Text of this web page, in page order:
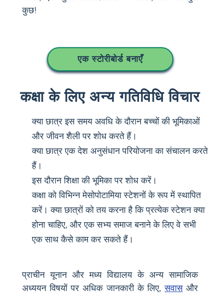
कुछ!
एक स्टोरीबोर्ड बनाएँ
कक्षा के लिए अन्य गतिविधि विचार
क्या छात्र इस समय अवधि के दौरान बच्चों की भूमिकाओं
और जीवन शैली पर शोध करते हैं।
क्या छात्र एक देश अनुसंधान परियोजना का संचालन करते
हैं।
इस दौरान शिक्षा की भूमिका पर शोध करें।
कक्षा को विभिन्न मेसोपोटामिया स्टेशनों के रूप में स्थापित
करें। क्या छात्रों को तय करना है कि प्रत्येक स्टेशन क्या
होना चाहिए, और एक सभ्य समाज बनाने के लिए वे सभी
एक साथ कैसे काम कर सकते हैं।
प्राचीन यूनान और मध्य विद्यालय के अन्य सामाजिक
अध्ययन विषयों पर अधिक जानकारी के लिए,सवासऔर